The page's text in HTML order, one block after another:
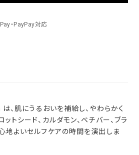
・PayPay対応
肌にうるおいを補給し、やわらかく
ットシード、カルダモン、ベチバー、ブラ
地よいセルフケアの時間を演出しま